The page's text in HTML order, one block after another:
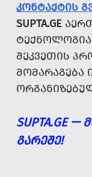
ᲙᲝᲜᲢᲐᲥᲢᲘᲡ
SUPTA.GE
ᲨᲔᲙᲕᲔᲗᲘᲡ
ᲛᲝᲛᲐᲠᲐᲒᲔᲑᲐ
SUPTA.GE
ᲒᲐᲠᲔᲨᲔ!